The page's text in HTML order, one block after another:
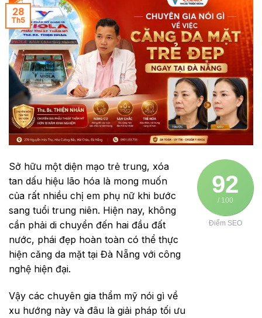
28
Th5
92
/ 100
Điểm SEO
Sở hữu một diện mạo trẻ trung, xóa
tan dấu hiệu lão hóa là mong muốn
của rất nhiều chị em phụ nữ khi bước
sang tuổi trung niên. Hiện nay, không
cần phải di chuyển đến hai đầu đất
nước, phái đẹp hoàn toàn có thể thực
hiện căng da mặt tại Đà Nẵng với công
nghệ hiện đại.
Vậy các chuyên gia thẩm mỹ nói gì về
xu hướng này và đâu là giải pháp tối ưu